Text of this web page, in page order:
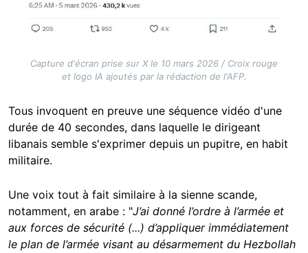
Capture d'écran prise sur X le 10 mars 2026 / Croix rouge
et logo IA ajoutés par la rédaction de l'AFP.
Tous invoquent en preuve une séquence vidéo d'une
durée de 40 secondes, dans laquelle le dirigeant
libanais semble s'exprimer depuis un pupitre, en habit
militaire.
Une voix tout à fait similaire à la sienne scande,
notamment, en arabe : "J’ai donné l’ordre à l’armée et
aux forces de sécurité (...) d’appliquer immédiatement
le plan de l’armée visant au désarmement du Hezbollah